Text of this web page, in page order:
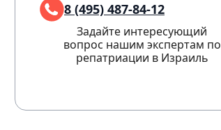
8 (495) 487-84-12
Задайте интересующий
вопрос нашим экспертам по
репатриации в Израиль